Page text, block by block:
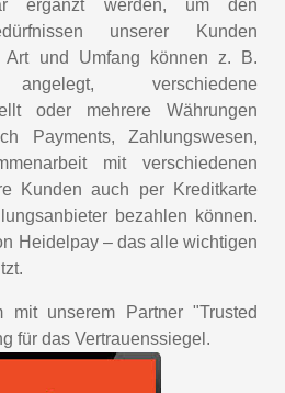
ergänzt werden, um den
unserer Kunden
Art und Umfang können z. B.
angelegt, verschiedene
oder mehrere Währungen
Payments, Zahlungswesen,
mit verschiedenen
Kunden auch per Kreditkarte
bezahlen können.
Heidelpay – das alle wichtigen
mit unserem Partner "Trusted
für das Vertrauenssiegel.